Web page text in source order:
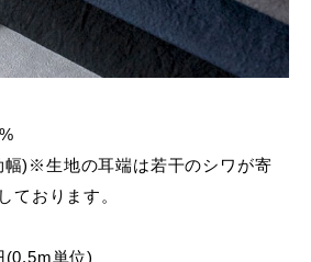
)※生地の耳端は若干のシワが寄
ております。
(0.5m単位)